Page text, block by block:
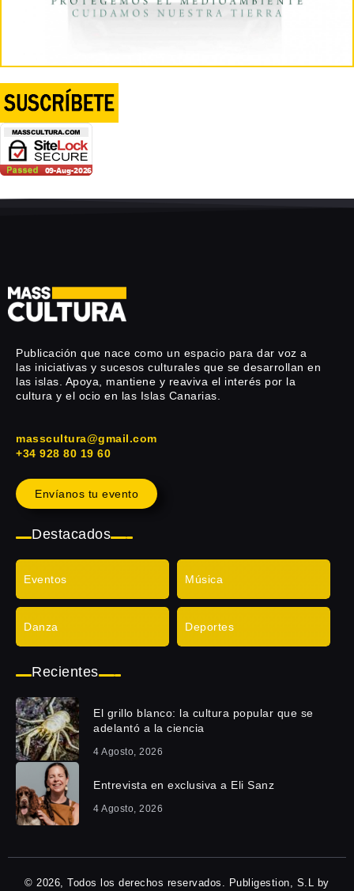
Publicación que nace como un espacio para dar voz a
las iniciativas y sucesos culturales que se desarrollan en
las islas. Apoya, mantiene y reaviva el interés por la
cultura y el ocio en las Islas Canarias.
masscultura@gmail.com
+34 928 80 19 60
Envíanos tu evento
Destacados
Eventos Música
Danza Deportes
Recientes
El grillo blanco: la cultura popular que se
adelantó a la ciencia
4 Agosto, 2026
Entrevista en exclusiva a Eli Sanz
4 Agosto, 2026
© 2026, Todos los derechos reservados. Publigestion, S.L by